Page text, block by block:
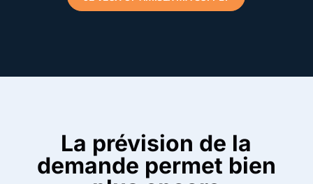
La prévision de la
demande permet bien